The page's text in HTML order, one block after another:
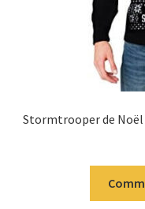
Stormtrooper de Noël